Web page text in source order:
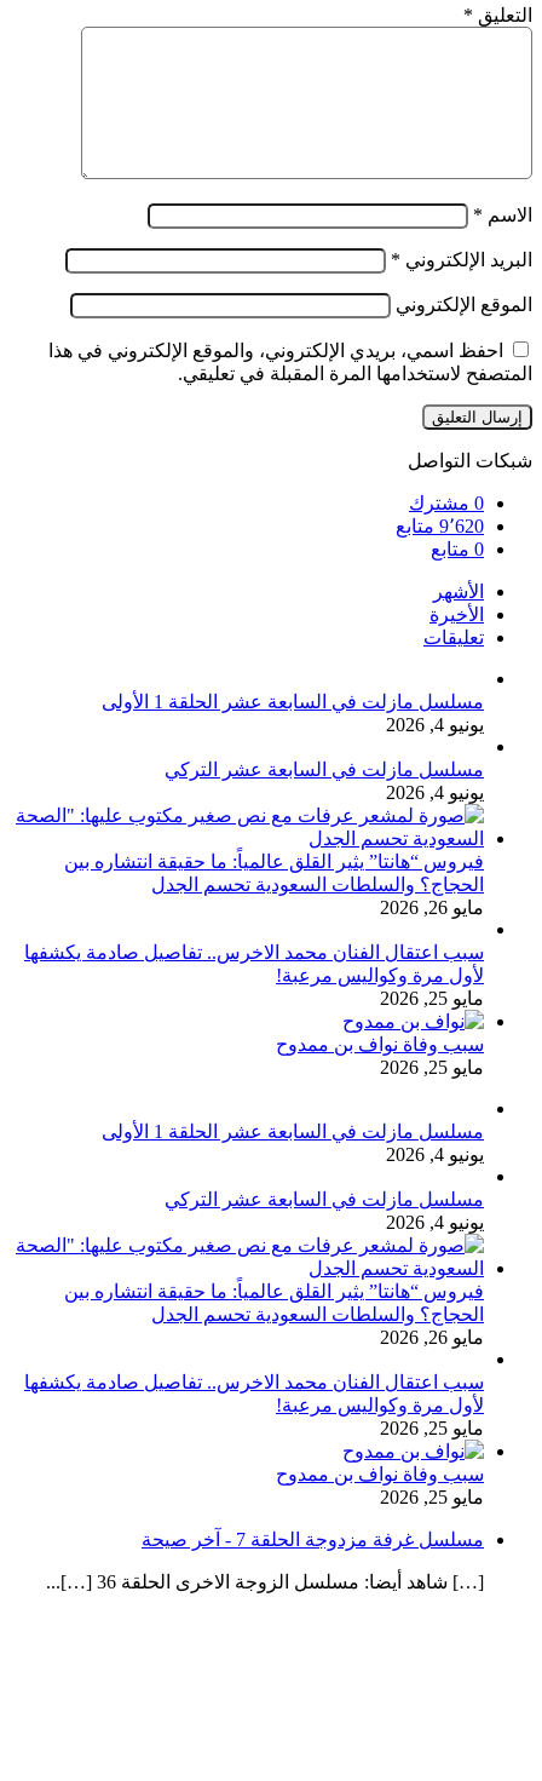
التعليق *
الاسم *
البريد الإلكتروني *
الموقع الإلكتروني
احفظ اسمي، بريدي الإلكتروني، والموقع الإلكتروني في هذا
المتصفح لاستخدامها المرة المقبلة في تعليقي.
شبكات التواصل
0 مشترك
9٬620 متابع
0 متابع
الأشهر
الأخيرة
تعليقات
مسلسل مازلت في السابعة عشر الحلقة 1 الأولى
يونيو 4, 2026
مسلسل مازلت في السابعة عشر التركي
يونيو 4, 2026
فيروس “هانتا” يثير القلق عالمياً: ما حقيقة انتشاره بين
الحجاج؟ والسلطات السعودية تحسم الجدل
مايو 26, 2026
سبب اعتقال الفنان محمد الاخرس.. تفاصيل صادمة يكشفها
لأول مرة وكواليس مرعبة!
مايو 25, 2026
سبب وفاة نواف بن ممدوح
مايو 25, 2026
مسلسل مازلت في السابعة عشر الحلقة 1 الأولى
يونيو 4, 2026
مسلسل مازلت في السابعة عشر التركي
يونيو 4, 2026
فيروس “هانتا” يثير القلق عالمياً: ما حقيقة انتشاره بين
الحجاج؟ والسلطات السعودية تحسم الجدل
مايو 26, 2026
سبب اعتقال الفنان محمد الاخرس.. تفاصيل صادمة يكشفها
لأول مرة وكواليس مرعبة!
مايو 25, 2026
سبب وفاة نواف بن ممدوح
مايو 25, 2026
مسلسل غرفة مزدوجة الحلقة 7 - آخر صيحة
[…] شاهد أيضا: مسلسل الزوجة الاخرى الحلقة 36 […]...